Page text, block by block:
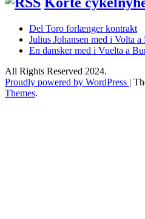
Del Toro forlænger kontrakt
Julius Johansen med i Volta a
En dansker med i Vuelta a
All Rights Reserved 2024.
Proudly powered by WordPress |
Themes.